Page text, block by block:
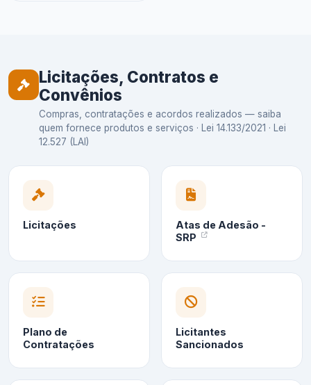
Licitações, Contratos e
Convênios
Compras, contratações e acordos realizados — saiba
quem fornece produtos e serviços · Lei 14.133/2021 · Lei
12.527 (LAI)
Licitações
Atas de Adesão -
SRP
Plano de
Contratações
Licitantes
Sancionados